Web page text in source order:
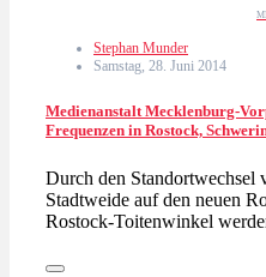
Stephan Munder
Samstag, 28. Juni 2014
Medienanstalt Mecklenburg-
Frequenzen in Rostock,
Durch den
Stadtweide auf den neuen
Rostock-Toitenwinkel